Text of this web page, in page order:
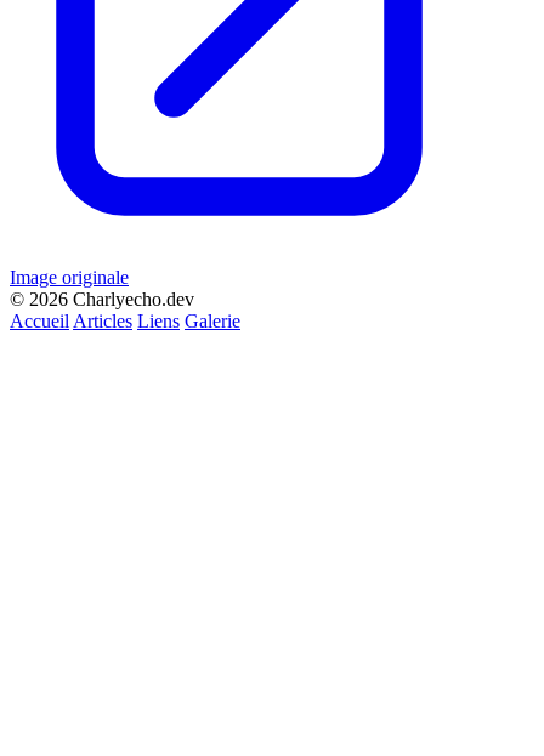
Image originale
© 2026 Charlyecho.dev
Accueil Articles Liens Galerie